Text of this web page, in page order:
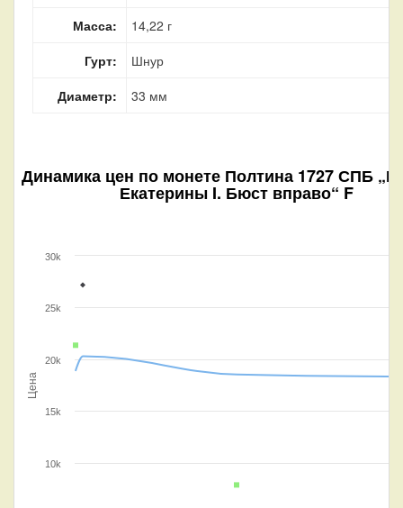
Масса:
14,22 г
Гурт:
Шнур
Диаметр:
33 мм
Динамика цен по монете Полтина 1727 СПБ
Екатерины I. Бюст вправо“ F
Цена
10k
15k
20k
25k
30k